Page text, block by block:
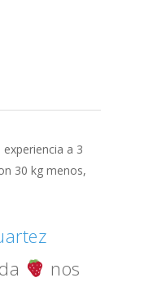
a 3
30 kg menos,
nos